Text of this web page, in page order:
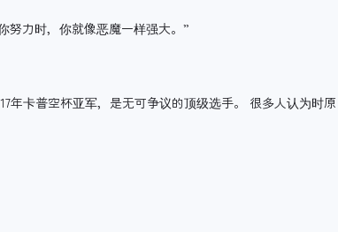
努力时，你就像恶魔一样强大。”
年卡普空杯亚军，是无可争议的顶级选手。 很多人认为时原